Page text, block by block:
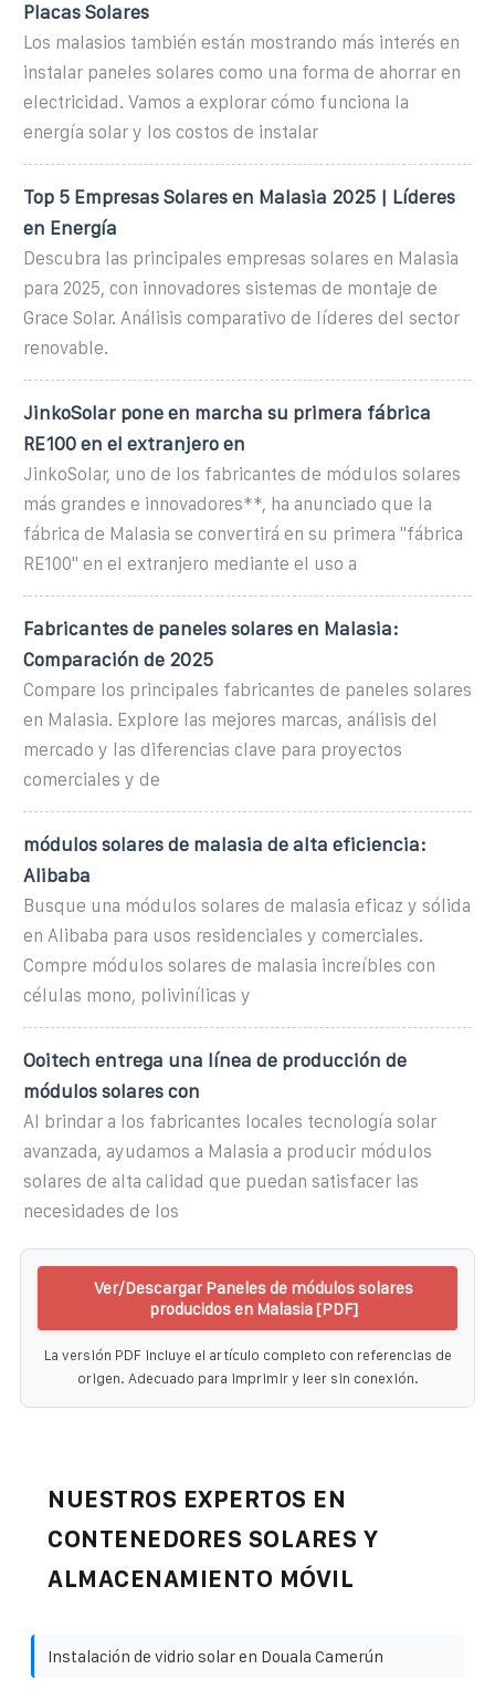
Placas Solares
Los malasios también están mostrando más interés en
instalar paneles solares como una forma de ahorrar en
electricidad. Vamos a explorar cómo funciona la
energía solar y los costos de instalar
Top 5 Empresas Solares en Malasia 2025 | Líderes
en Energía
Descubra las principales empresas solares en Malasia
para 2025, con innovadores sistemas de montaje de
Grace Solar. Análisis comparativo de líderes del sector
renovable.
JinkoSolar pone en marcha su primera fábrica
RE100 en el extranjero en
JinkoSolar, uno de los fabricantes de módulos solares
más grandes e innovadores**, ha anunciado que la
fábrica de Malasia se convertirá en su primera "fábrica
RE100" en el extranjero mediante el uso a
Fabricantes de paneles solares en Malasia:
Comparación de 2025
Compare los principales fabricantes de paneles solares
en Malasia. Explore las mejores marcas, análisis del
mercado y las diferencias clave para proyectos
comerciales y de
módulos solares de malasia de alta eficiencia:
Alibaba
Busque una módulos solares de malasia eficaz y sólida
en Alibaba para usos residenciales y comerciales.
Compre módulos solares de malasia increíbles con
células mono, polivinílicas y
Ooitech entrega una línea de producción de
módulos solares con
Al brindar a los fabricantes locales tecnología solar
avanzada, ayudamos a Malasia a producir módulos
solares de alta calidad que puedan satisfacer las
necesidades de los
Ver/Descargar Paneles de módulos solares
producidos en Malasia [PDF]
La versión PDF incluye el artículo completo con referencias de
origen. Adecuado para imprimir y leer sin conexión.
NUESTROS EXPERTOS EN
CONTENEDORES SOLARES Y
ALMACENAMIENTO MÓVIL
Instalación de vidrio solar en Douala Camerún